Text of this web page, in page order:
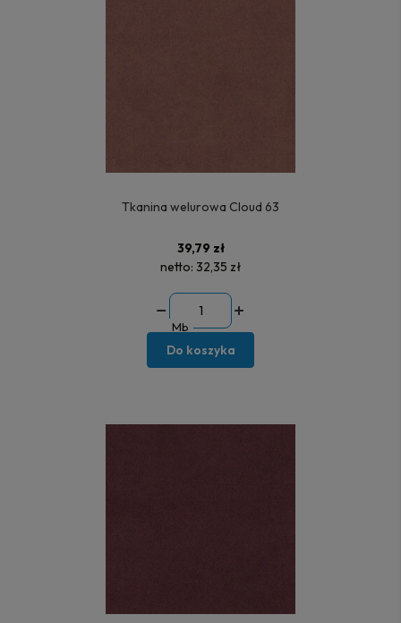
Tkanina welurowa Cloud 63
39,79 zł
netto: 32,35 zł
Mb
Do koszyka